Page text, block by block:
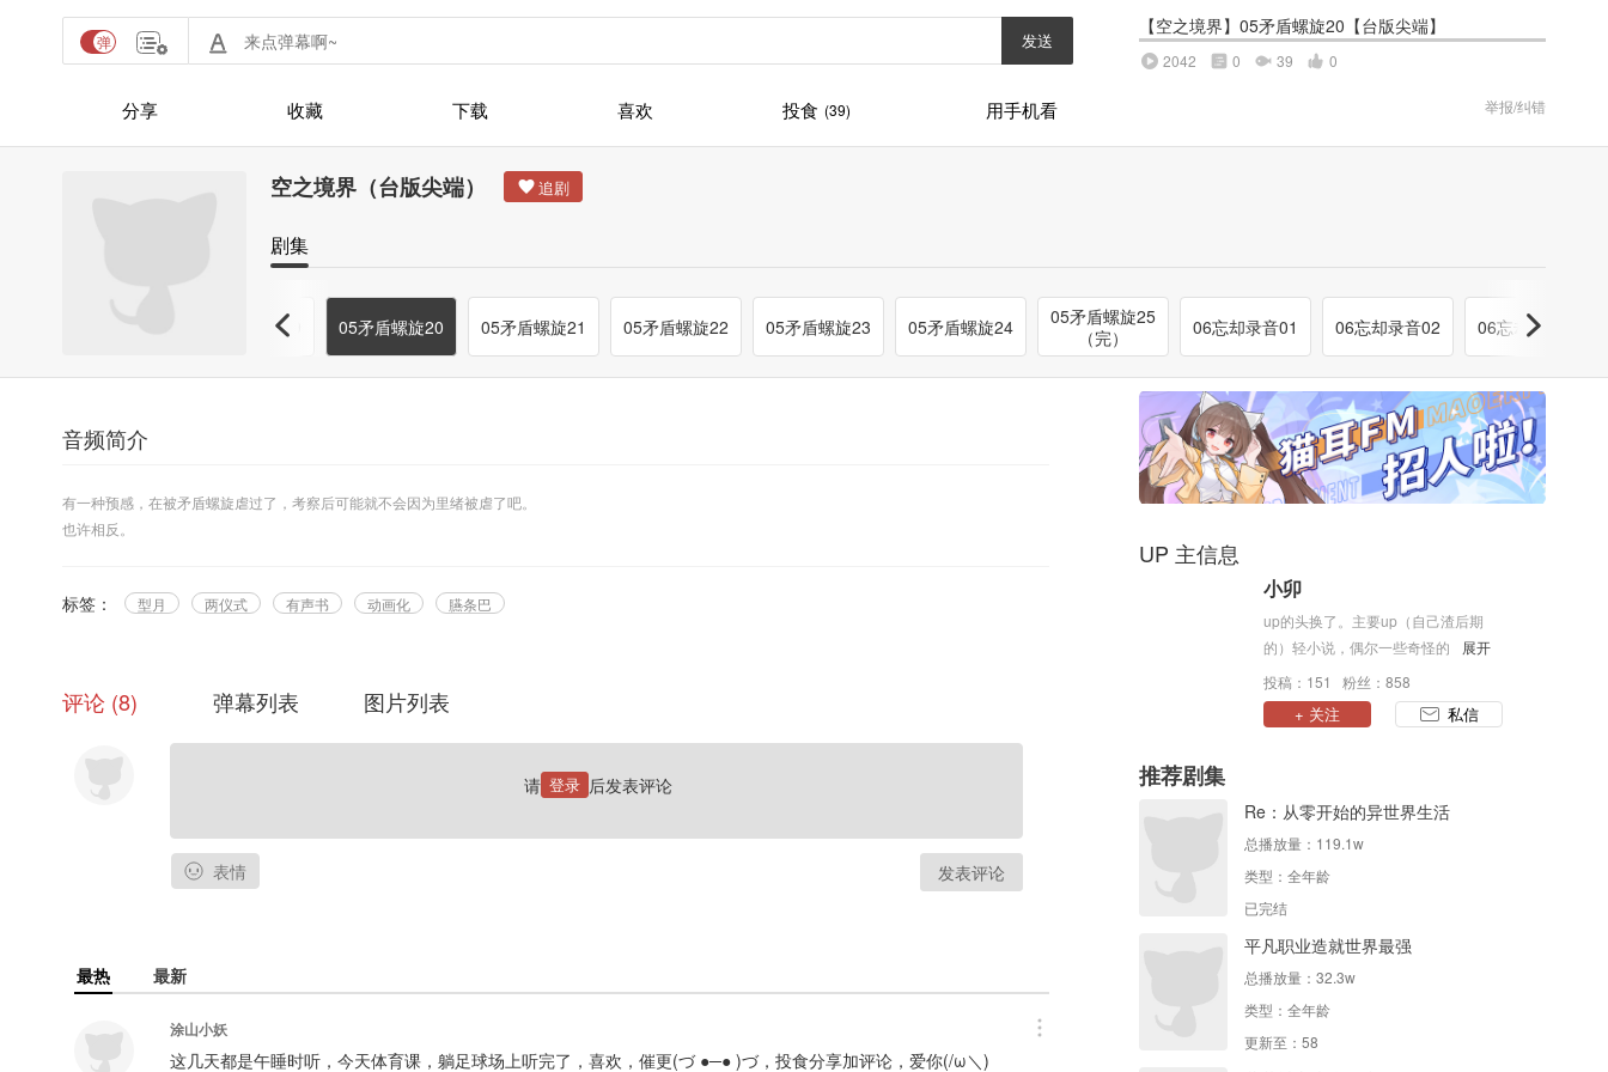
发送
分享 收藏 下载 喜欢 投食 (39) 用手机看
【空之境界】05矛盾螺旋20【台版尖端】
2042 0 39 0
举报/纠错
空之境界（台版尖端）
剧集
05矛盾螺旋19 05矛盾螺旋20 05矛盾螺旋21 05矛盾螺旋22 05矛盾螺旋23 05矛盾螺旋24
05矛盾螺旋25
（完）
06忘却录音01 06忘却录音02 06忘却录音03
音频简介
有一种预感，在被矛盾螺旋虐过了，考察后可能就不会因为里绪被虐了吧。
也许相反。
标签： 型月 两仪式 有声书 动画化 臙条巴
评论 8 弹幕列表 图片列表
请 登录 后发表评论
表情 发表评论
最热 最新
涂山小妖
这几天都是午睡时听，今天体育课，躺足球场上听完了，喜欢，催更(づ ●─● )づ，投食分享加评论，爱你(/ω＼)
UP 主信息
小卯
up的头换了。主要up（自己渣后期
的）轻小说，偶尔一些奇怪的配音和
翻唱
展开
投稿：151 粉丝：858
+ 关注 私信
推荐剧集
Re：从零开始的异世界生活
总播放量： 119.1w
类型： 全年龄
已完结
平凡职业造就世界最强
总播放量： 32.3w
类型： 全年龄
更新至：58